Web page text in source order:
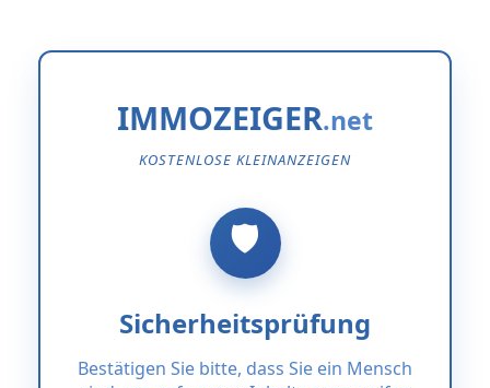
IMMOZEIGER
KOSTENLOSE KLEINANZEIGEN
Sicherheitsprüfung
Bestätigen Sie bitte, dass Sie ein Mensch